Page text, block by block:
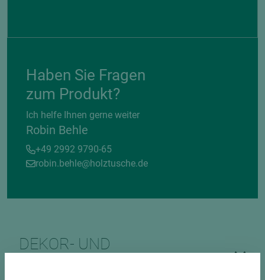
Haben Sie Fragen
zum Produkt?
Ich helfe Ihnen gerne weiter
Robin Behle
+49 2992 9790-65
robin.behle@holztusche.de
DEKOR- UND